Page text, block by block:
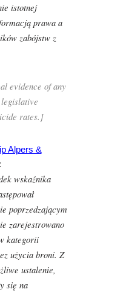
istotnej
prawa a
zabójstw z
evidence of any
rates.]
Alpers &
wskaźnika
poprzedzającym
zarejestrowano
kategorii
użycia broni. Z
ustalenie,
się na